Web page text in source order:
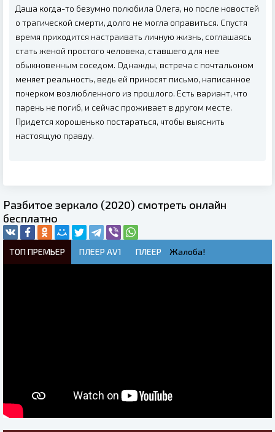
Даша когда-то безумно полюбила Олега, но после новостей
о трагической смерти, долго не могла оправиться. Спустя
время приходится настраивать личную жизнь, соглашаясь
стать женой простого человека, ставшего для нее
обыкновенным соседом. Однажды, встреча с почтальоном
меняет реальность, ведь ей приносят письмо, написанное
почерком возлюбленного из прошлого. Есть вариант, что
парень не погиб, и сейчас проживает в другом месте.
Придется хорошенько постараться, чтобы выяснить
настоящую правду.
Разбитое зеркало (2020) смотреть онлайн
бесплатно
ТОП ПРЕМЬЕР ПЛЕЕР AV1 ПЛЕЕР Жалоба!